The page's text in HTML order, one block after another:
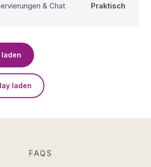
& Chat
Praktisch
laden
laden
FAQS